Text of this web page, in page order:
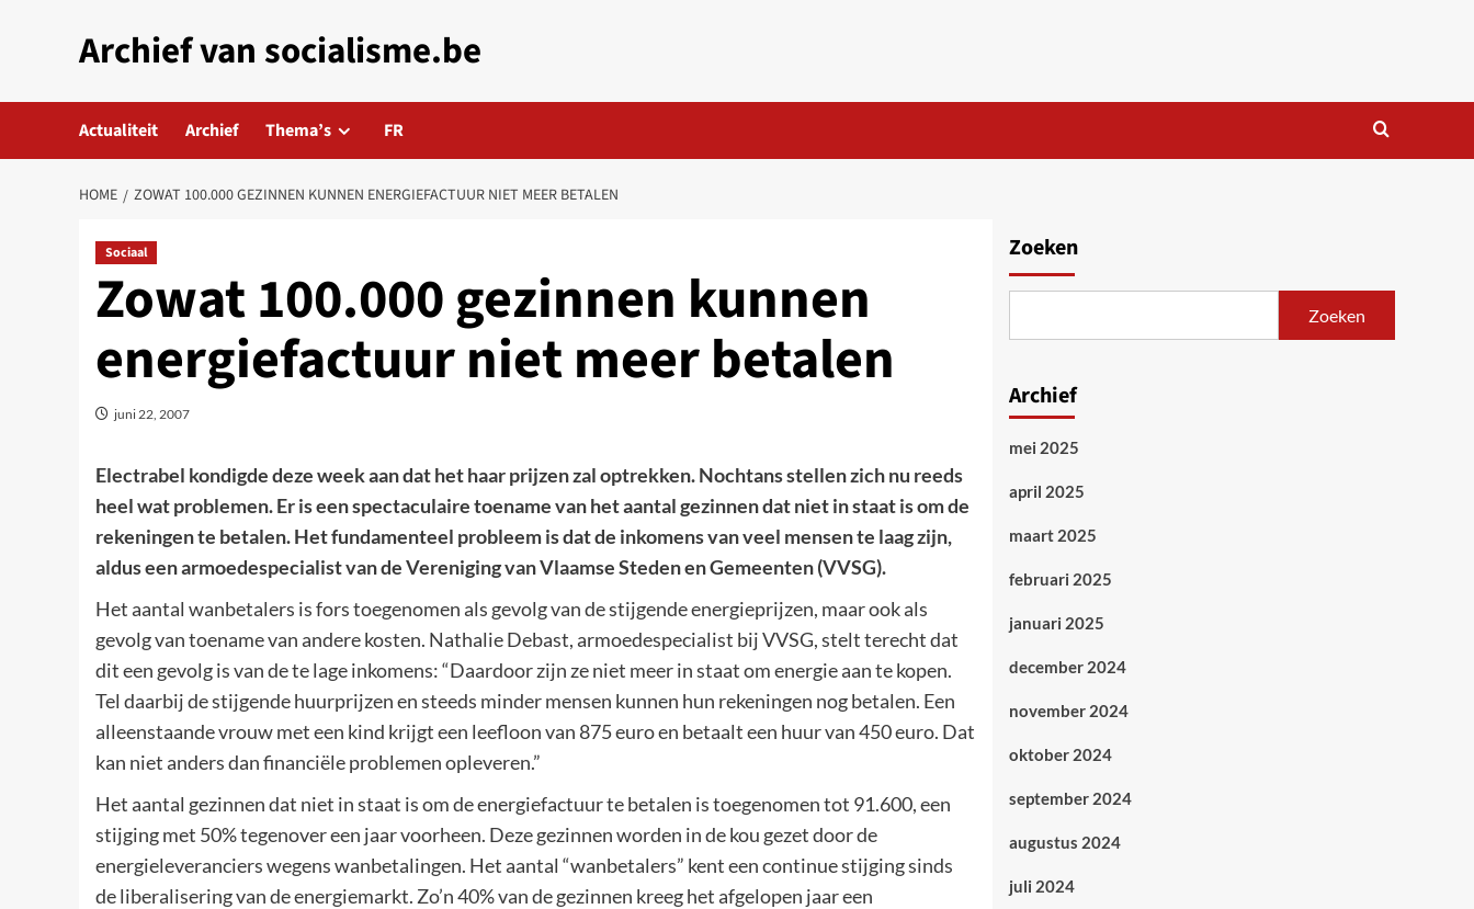
Archief van socialisme.be
Actualiteit Archief Thema’s FR
HOME ZOWAT 100.000 GEZINNEN KUNNEN ENERGIEFACTUUR NIET MEER BETALEN
Sociaal
Zowat 100.000 gezinnen kunnen
energiefactuur niet meer betalen
juni 22, 2007
Electrabel kondigde deze week aan dat het haar prijzen zal optrekken. Nochtans stellen zich nu reeds
heel wat problemen. Er is een spectaculaire toename van het aantal gezinnen dat niet in staat is om de
rekeningen te betalen. Het fundamenteel probleem is dat de inkomens van veel mensen te laag zijn,
aldus een armoedespecialist van de Vereniging van Vlaamse Steden en Gemeenten (VVSG).
Het aantal wanbetalers is fors toegenomen als gevolg van de stijgende energieprijzen, maar ook als
gevolg van toename van andere kosten. Nathalie Debast, armoedespecialist bij VVSG, stelt terecht dat
dit een gevolg is van de te lage inkomens: “Daardoor zijn ze niet meer in staat om energie aan te kopen.
Tel daarbij de stijgende huurprijzen en steeds minder mensen kunnen hun rekeningen nog betalen. Een
alleenstaande vrouw met een kind krijgt een leefloon van 875 euro en betaalt een huur van 450 euro. Dat
kan niet anders dan financiële problemen opleveren.”
Het aantal gezinnen dat niet in staat is om de energiefactuur te betalen is toegenomen tot 91.600, een
stijging met 50% tegenover een jaar voorheen. Deze gezinnen worden in de kou gezet door de
energieleveranciers wegens wanbetalingen. Het aantal “wanbetalers” kent een continue stijging sinds
de liberalisering van de energiemarkt. Zo’n 40% van de gezinnen kreeg het afgelopen jaar een
Zoeken
Zoeken
Archief
mei 2025
april 2025
maart 2025
februari 2025
januari 2025
december 2024
november 2024
oktober 2024
september 2024
augustus 2024
juli 2024